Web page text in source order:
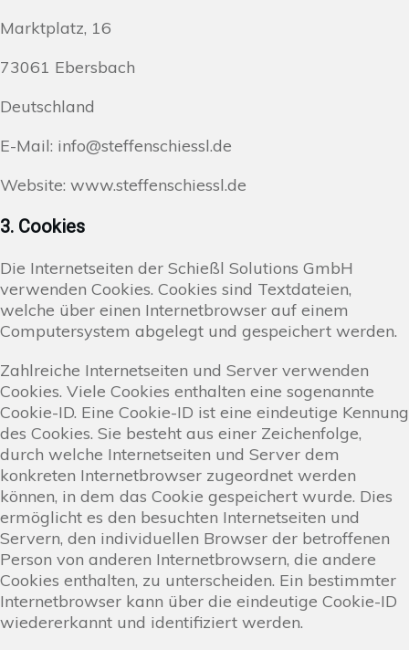
Marktplatz, 16
73061 Ebersbach
Deutschland
E-Mail: info@steffenschiessl.de
Website: www.steffenschiessl.de
3. Cookies
Die Internetseiten der Schießl Solutions GmbH
verwenden Cookies. Cookies sind Textdateien,
welche über einen Internetbrowser auf einem
Computersystem abgelegt und gespeichert werden.
Zahlreiche Internetseiten und Server verwenden
Cookies. Viele Cookies enthalten eine sogenannte
Cookie-ID. Eine Cookie-ID ist eine eindeutige Kennung
des Cookies. Sie besteht aus einer Zeichenfolge,
durch welche Internetseiten und Server dem
konkreten Internetbrowser zugeordnet werden
können, in dem das Cookie gespeichert wurde. Dies
ermöglicht es den besuchten Internetseiten und
Servern, den individuellen Browser der betroffenen
Person von anderen Internetbrowsern, die andere
Cookies enthalten, zu unterscheiden. Ein bestimmter
Internetbrowser kann über die eindeutige Cookie-ID
wiedererkannt und identifiziert werden.